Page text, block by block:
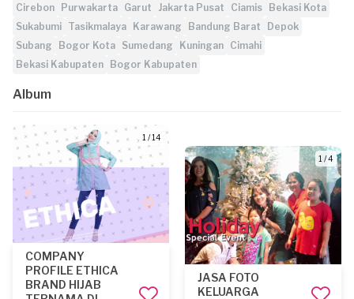
Cirebon
Purwakarta Garut Jakarta Pusat Ciamis
Bekasi Kota
Sukabumi Tasikmalaya Karawang Bandung Barat
Depok
Subang
Bogor Kota Sumedang Kuningan Cimahi
Bekasi Kabupaten
Bogor Kabupaten
Album
1 / 14
COMPANY
PROFILE ETHICA
BRAND HIJAB
1 / 4
JASA FOTO
KELUARGA